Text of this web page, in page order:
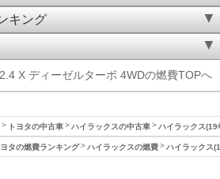
キング
X ディーゼルターボ 4WDの燃費TOPへ
トヨタの中古車 ハイラックスの中古車 ハイラックス
ヨタの燃費ランキング ハイラックスの燃費 ハイラックス